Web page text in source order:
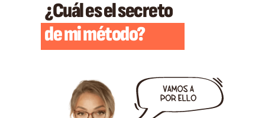
¿Cuál es el secreto
de mi método?